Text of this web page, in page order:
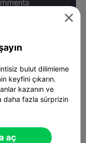

bulut dilimleme
keyfini çıkarın.
kazanın ve
daha fazla sürprizin
aç